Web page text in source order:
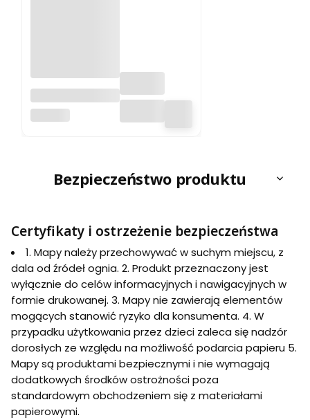
Mapa ścienna
administracyjno-
Bezpieczeństwo produktu
Certyfikaty i ostrzeżenie bezpieczeństwa
1. Mapy należy przechowywać w suchym miejscu, z
dala od źródeł ognia. 2. Produkt przeznaczony jest
wyłącznie do celów informacyjnych i nawigacyjnych w
formie drukowanej. 3. Mapy nie zawierają elementów
mogących stanowić ryzyko dla konsumenta. 4. W
przypadku użytkowania przez dzieci zaleca się nadzór
dorosłych ze względu na możliwość podarcia papieru 5.
Mapy są produktami bezpiecznymi i nie wymagają
dodatkowych środków ostrożności poza
standardowym obchodzeniem się z materiałami
papierowymi.